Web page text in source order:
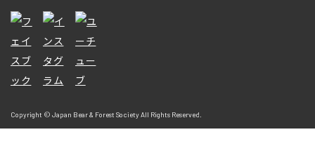
Copyright © Japan Bear & Forest Society All Rights Reserved.